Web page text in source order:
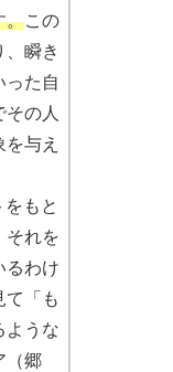
。この
瞬き
った自
の人
与え
もと
それを
るわけ
て「も
ような
（郷